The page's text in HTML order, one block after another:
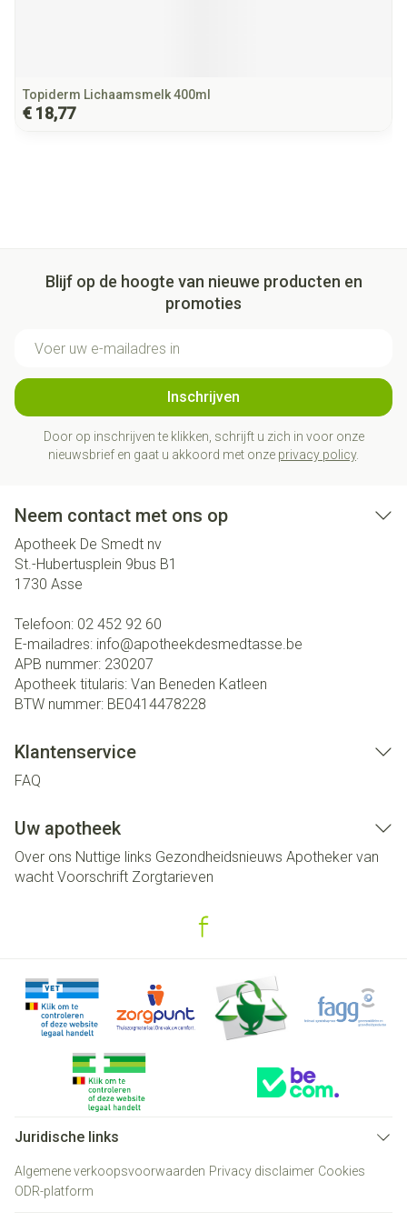
Topiderm Lichaamsmelk 400ml
€ 18,77
Blijf op de hoogte van nieuwe producten en
promoties
Inschrijven
Door op inschrijven te klikken, schrijft u zich in voor onze
nieuwsbrief en gaat u akkoord met onze privacy policy.
Neem contact met ons op
Apotheek De Smedt nv
St.-Hubertusplein 9bus B1
1730 Asse
Telefoon: 02 452 92 60
E-mailadres: info@apotheekdesmedtasse.be
APB nummer: 230207
Apotheek titularis: Van Beneden Katleen
BTW nummer: BE0414478228
Klantenservice
FAQ
Uw apotheek
Over ons Nuttige links Gezondheidsnieuws Apotheker van
wacht Voorschrift Zorgtarieven
Juridische links
Algemene verkoopsvoorwaarden Privacy disclaimer Cookies
ODR-platform